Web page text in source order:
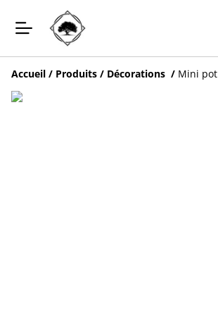
Accueil / Produits / Décorations / Mini pot